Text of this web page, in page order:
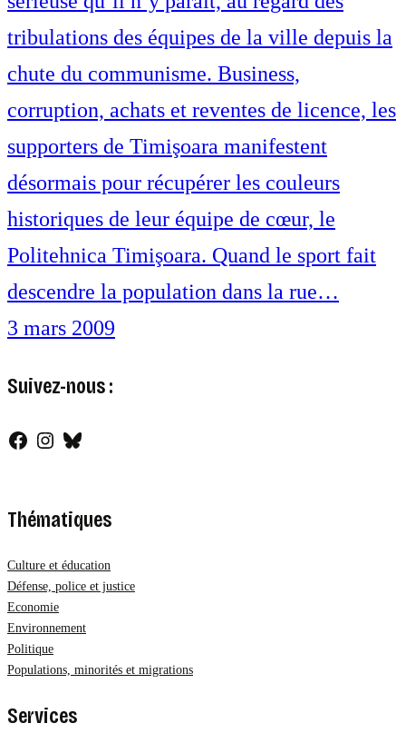
tribulations des équipes de la ville depuis la
chute du communisme. Business,
corruption, achats et reventes de licence, les
supporters de Timişoara manifestent
désormais pour récupérer les couleurs
historiques de leur équipe de cœur, le
Politehnica Timişoara. Quand le sport fait
descendre la population dans la rue…
3 mars 2009
Suivez-nous :
Facebook
Instagram
Bluesky
Thématiques
Culture et éducation
Défense, police et justice
Economie
Environnement
Politique
Populations, minorités et migrations
Services